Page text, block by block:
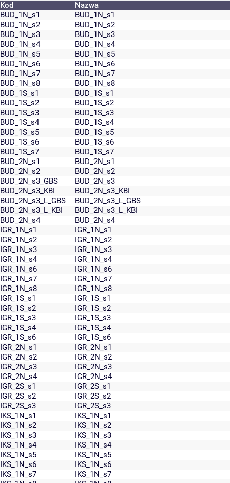
Kod
Nazwa
BUD_1N_s1
BUD_1N_s1
BUD_1N_s2
BUD_1N_s2
BUD_1N_s3
BUD_1N_s3
BUD_1N_s4
BUD_1N_s4
BUD_1N_s5
BUD_1N_s5
BUD_1N_s6
BUD_1N_s6
BUD_1N_s7
BUD_1N_s7
BUD_1N_s8
BUD_1N_s8
BUD_1S_s1
BUD_1S_s1
BUD_1S_s2
BUD_1S_s2
BUD_1S_s3
BUD_1S_s3
BUD_1S_s4
BUD_1S_s4
BUD_1S_s5
BUD_1S_s5
BUD_1S_s6
BUD_1S_s6
BUD_1S_s7
BUD_1S_s7
BUD_2N_s1
BUD_2N_s1
BUD_2N_s2
BUD_2N_s2
BUD_2N_s3_GBS
BUD_2N_s3
BUD_2N_s3_KBI
BUD_2N_s3_KBI
BUD_2N_s3_L_GBS
BUD_2N_s3_L_GBS
BUD_2N_s3_L_KBI
BUD_2N_s3_L_KBI
BUD_2N_s4
BUD_2N_s4
IGR_1N_s1
IGR_1N_s1
IGR_1N_s2
IGR_1N_s2
IGR_1N_s3
IGR_1N_s3
IGR_1N_s4
IGR_1N_s4
IGR_1N_s6
IGR_1N_s6
IGR_1N_s7
IGR_1N_s7
IGR_1N_s8
IGR_1N_s8
IGR_1S_s1
IGR_1S_s1
IGR_1S_s2
IGR_1S_s2
IGR_1S_s3
IGR_1S_s3
IGR_1S_s4
IGR_1S_s4
IGR_1S_s6
IGR_1S_s6
IGR_2N_s1
IGR_2N_s1
IGR_2N_s2
IGR_2N_s2
IGR_2N_s3
IGR_2N_s3
IGR_2N_s4
IGR_2N_s4
IGR_2S_s1
IGR_2S_s1
IGR_2S_s2
IGR_2S_s2
IGR_2S_s3
IGR_2S_s3
IKS_1N_s1
IKS_1N_s1
IKS_1N_s2
IKS_1N_s2
IKS_1N_s3
IKS_1N_s3
IKS_1N_s4
IKS_1N_s4
IKS_1N_s5
IKS_1N_s5
IKS_1N_s6
IKS_1N_s6
IKS_1N_s7
IKS_1N_s7